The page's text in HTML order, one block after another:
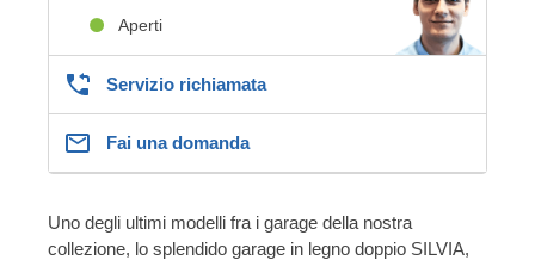
Aperti
Servizio richiamata
Fai una domanda
Uno degli ultimi modelli fra i garage della nostra
collezione, lo splendido garage in legno doppio SILVIA,